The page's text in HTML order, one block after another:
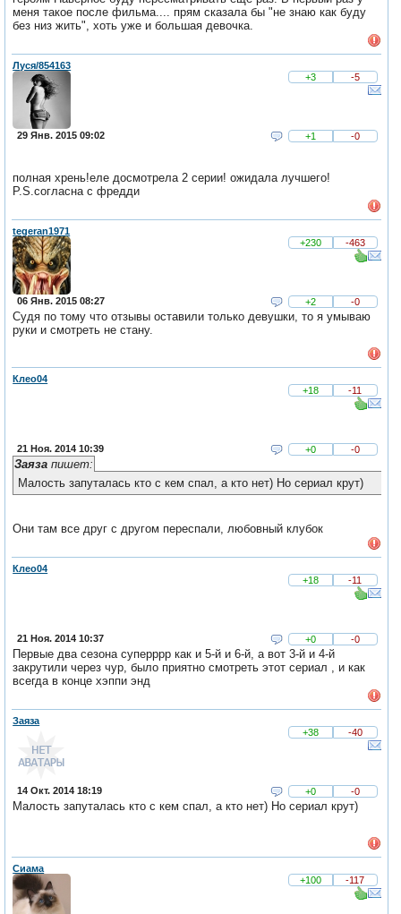
меня такое после фильма.... прям сказала бы "не знаю как буду
без низ жить", хоть уже и большая девочка.
Луся/854163
+3
-5
29 Янв. 2015 09:02 +1 -0
полная хрень!еле досмотрела 2 серии! ожидала лучшего!
P.S.согласна с фредди
tegeran1971
+230
-463
06 Янв. 2015 08:27 +2 -0
Судя по тому что отзывы оставили только девушки, то я умываю
руки и смотреть не стану.
Клео04
+18
-11
21 Ноя. 2014 10:39 +0 -0
Заязапишет:
Малость запуталась кто с кем спал, а кто нет) Но сериал крут)
Они там все друг с другом переспали, любовный клубок
Клео04
+18
-11
21 Ноя. 2014 10:37 +0 -0
Первые два сезона суперррр как и 5-й и 6-й, а вот 3-й и 4-й
закрутили через чур, было приятно смотреть этот сериал , и как
всегда в конце хэппи энд
Заяза
+38
-40
14 Окт. 2014 18:19 +0 -0
Малость запуталась кто с кем спал, а кто нет) Но сериал крут)
Сиама
+100
-117